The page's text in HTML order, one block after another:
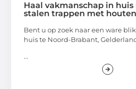
Haal vakmanschap in
stalen trappen met
Bent u op zoek naar een ware
huis te Noord-Brabant,
...